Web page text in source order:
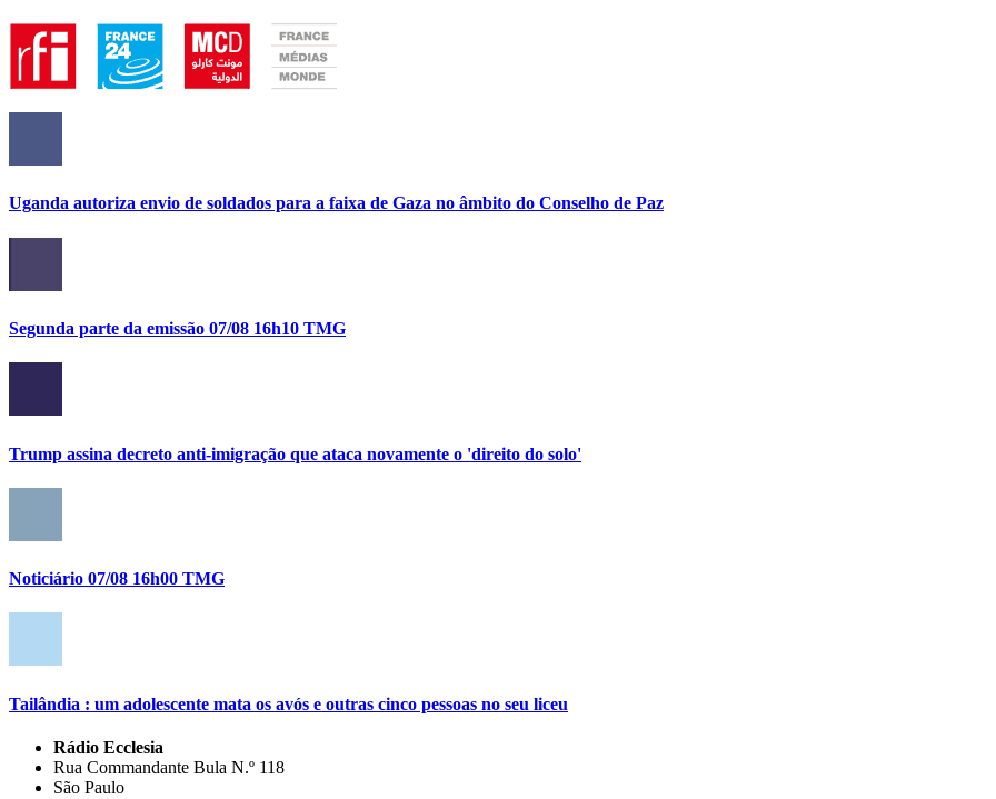
Uganda autoriza envio de soldados para a faixa de Gaza no âmbito do Conselho de Paz
Segunda parte da emissão 07/08 16h10 TMG
Trump assina decreto anti-imigração que ataca novamente o 'direito do solo'
Noticiário 07/08 16h00 TMG
Tailândia : um adolescente mata os avós e outras cinco pessoas no seu liceu
Rádio Ecclesia
Rua Commandante Bula N.º 118
São Paulo